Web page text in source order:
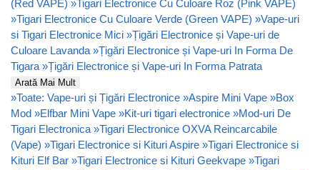
(Red VAPE) »Tigari Electronice Cu Culoare Roz (Pink VAPE)
»Tigari Electronice Cu Culoare Verde (Green VAPE) »Vape-uri
si Tigari Electronice Mici »Țigări Electronice și Vape-uri de
Culoare Lavanda »Țigări Electronice și Vape-uri In Forma De
Tigara »Țigări Electronice și Vape-uri In Forma Patrata
Arată Mai Mult
»Toate: Vape-uri și Țigări Electronice »Aspire Mini Vape »Box
Mod »Elfbar Mini Vape »Kit-uri tigari electronice »Mod-uri De
Tigari Electronica »Tigari Electronice OXVA Reincarcabile
(Vape) »Tigari Electronice si Kituri Aspire »Tigari Electronice si
Kituri Elf Bar »Tigari Electronice si Kituri Geekvape »Tigari